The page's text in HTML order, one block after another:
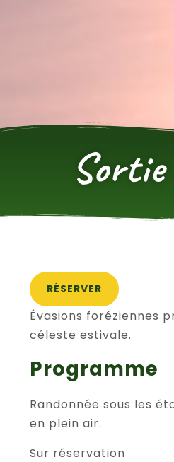
RÉSERVER
Évasions foréziennes
céleste estivale.
Programme
Randonnée sous les
en plein air.
Sur réservation